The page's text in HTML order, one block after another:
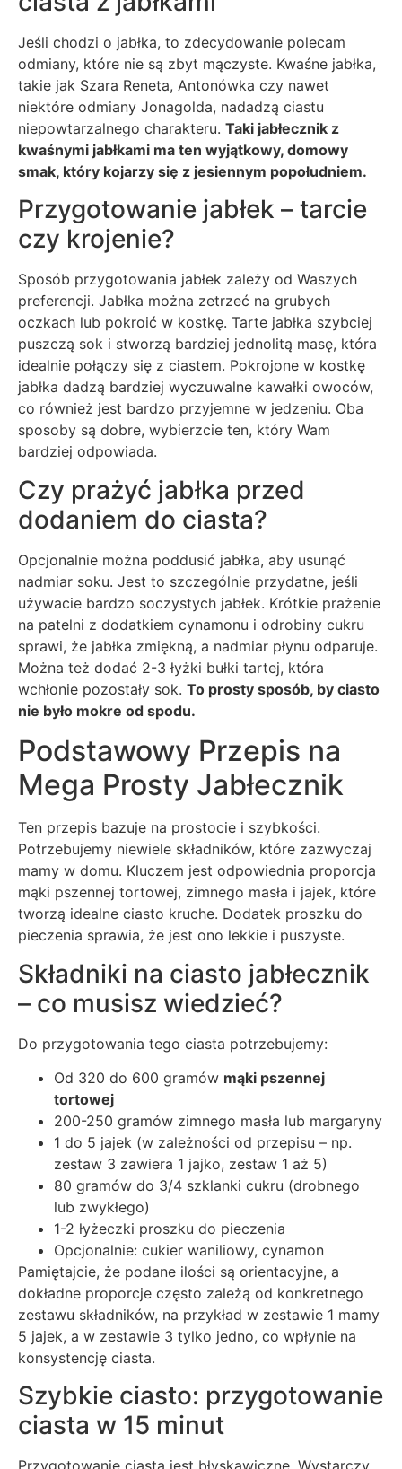
Jeśli chodzi o jabłka, to zdecydowanie polecam
odmiany, które nie są zbyt mączyste. Kwaśne jabłka,
takie jak Szara Reneta, Antonówka czy nawet
niektóre odmiany Jonagolda, nadadzą ciastu
niepowtarzalnego charakteru. Taki jabłecznik z
kwaśnymi jabłkami ma ten wyjątkowy, domowy
smak, który kojarzy się z jesiennym popołudniem.
Przygotowanie jabłek – tarcie
czy krojenie?
Sposób przygotowania jabłek zależy od Waszych
preferencji. Jabłka można zetrzeć na grubych
oczkach lub pokroić w kostkę. Tarte jabłka szybciej
puszczą sok i stworzą bardziej jednolitą masę, która
idealnie połączy się z ciastem. Pokrojone w kostkę
jabłka dadzą bardziej wyczuwalne kawałki owoców,
co również jest bardzo przyjemne w jedzeniu. Oba
sposoby są dobre, wybierzcie ten, który Wam
bardziej odpowiada.
Czy prażyć jabłka przed
dodaniem do ciasta?
Opcjonalnie można poddusić jabłka, aby usunąć
nadmiar soku. Jest to szczególnie przydatne, jeśli
używacie bardzo soczystych jabłek. Krótkie prażenie
na patelni z dodatkiem cynamonu i odrobiny cukru
sprawi, że jabłka zmiękną, a nadmiar płynu odparuje.
Można też dodać 2-3 łyżki bułki tartej, która
wchłonie pozostały sok. To prosty sposób, by ciasto
nie było mokre od spodu.
Podstawowy Przepis na
Mega Prosty Jabłecznik
Ten przepis bazuje na prostocie i szybkości.
Potrzebujemy niewiele składników, które zazwyczaj
mamy w domu. Kluczem jest odpowiednia proporcja
mąki pszennej tortowej, zimnego masła i jajek, które
tworzą idealne ciasto kruche. Dodatek proszku do
pieczenia sprawia, że jest ono lekkie i puszyste.
Składniki na ciasto jabłecznik
– co musisz wiedzieć?
Do przygotowania tego ciasta potrzebujemy:
Od 320 do 600 gramów mąki pszennej
tortowej
200-250 gramów zimnego masła lub margaryny
1 do 5 jajek (w zależności od przepisu – np.
zestaw 3 zawiera 1 jajko, zestaw 1 aż 5)
80 gramów do 3/4 szklanki cukru (drobnego
lub zwykłego)
1-2 łyżeczki proszku do pieczenia
Opcjonalnie: cukier waniliowy, cynamon
Pamiętajcie, że podane ilości są orientacyjne, a
dokładne proporcje często zależą od konkretnego
zestawu składników, na przykład w zestawie 1 mamy
5 jajek, a w zestawie 3 tylko jedno, co wpłynie na
konsystencję ciasta.
Szybkie ciasto: przygotowanie
ciasta w 15 minut